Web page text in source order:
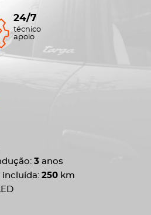
24/7
técnico
apoio
3 anos
250 km